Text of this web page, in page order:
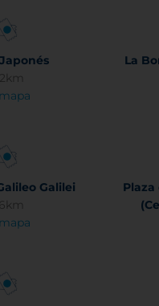
La
Galilei
Plaza